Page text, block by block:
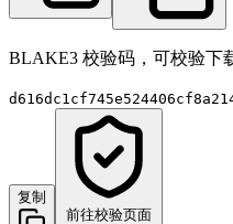
BLAKE3 校验码，可校验下
复制
前往校验页面